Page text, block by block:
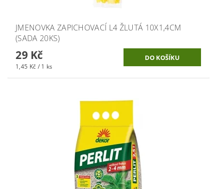
JMENOVKA ZAPICHOVACÍ L4 ŽLUTÁ 10X1,4CM
(SADA 20KS)
29 Kč
1,45 Kč / 1 ks